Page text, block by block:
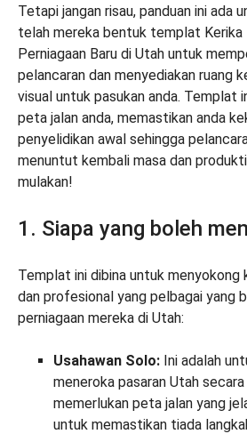
Tetapi jangan risau, panduan ini ada
telah mereka bentuk templat Kerika
Perniagaan Baru di Utah untuk
pelancaran dan menyediakan ruang
visual untuk pasukan anda. Templat
peta jalan anda, memastikan anda
penyelidikan awal sehingga
menuntut kembali masa dan
mulakan!
1. Siapa yang boleh
Templat ini dibina untuk menyokong
dan profesional yang pelbagai yang
perniagaan mereka di Utah:
Usahawan Solo: Ini adalah
meneroka pasaran Utah
memerlukan peta jalan yang
untuk memastikan tiada